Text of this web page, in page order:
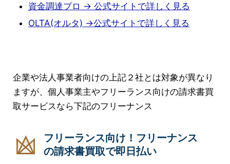
資金調達プロ → 公式サイトで詳しく見る
OLTA(オルタ) →公式サイトで詳しく見る
企業や法人事業者向けの上記２社とは対象が異なり
ますが、個人事業主やフリーランス向けの請求書買
取サービスなら下記のフリーナンス
フリーランス向け！フリーナンス
の請求書買取で即日払い